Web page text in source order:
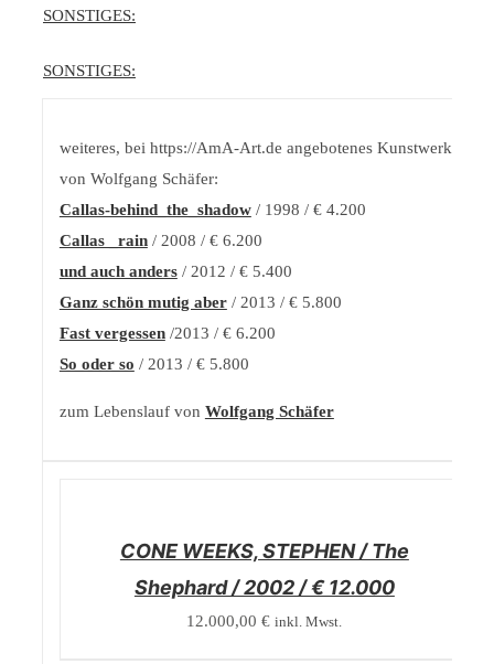
SONSTIGES:
SONSTIGES:
weiteres, bei https://AmA-Art.de angebotenes Kunstwerk
von Wolfgang Schäfer:
Callas-behind_the_shadow/ 1998 / € 4.200
Callas _rain/ 2008 / € 6.200
und auch anders/ 2012 / € 5.400
Ganz schön mutig aber/ 2013 / € 5.800
Fast vergessen/2013 / € 6.200
So oder so / 2013 / € 5.800
zum Lebenslauf von Wolfgang Schäfer
CONE WEEKS, STEPHEN / The
Shephard / 2002 / € 12.000
12.000,00€ inkl. Mwst.